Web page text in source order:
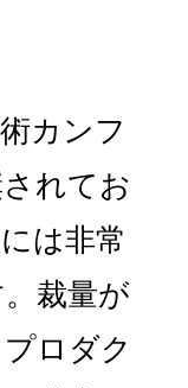
カンフ
れてお
は非常
裁量が
ロダク